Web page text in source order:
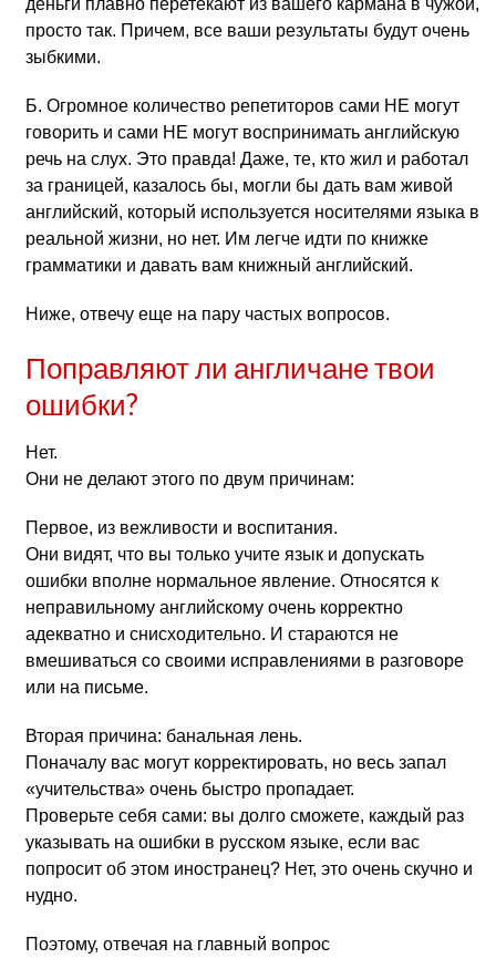
деньги плавно перетекают из вашего кармана в чужой,
просто так. Причем, все ваши результаты будут очень
зыбкими.
Б. Огромное количество репетиторов сами НЕ могут
говорить и сами НЕ могут воспринимать английскую
речь на слух. Это правда! Даже, те, кто жил и работал
за границей, казалось бы, могли бы дать вам живой
английский, который используется носителями языка в
реальной жизни, но нет. Им легче идти по книжке
грамматики и давать вам книжный английский.
Ниже, отвечу еще на пару частых вопросов.
Поправляют ли англичане твои
ошибки?
Нет.
Они не делают этого по двум причинам:
Первое, из вежливости и воспитания.
Они видят, что вы только учите язык и допускать
ошибки вполне нормальное явление. Относятся к
неправильному английскому очень корректно
адекватно и снисходительно. И стараются не
вмешиваться со своими исправлениями в разговоре
или на письме.
Вторая причина: банальная лень.
Поначалу вас могут корректировать, но весь запал
«учительства» очень быстро пропадает.
Проверьте себя сами: вы долго сможете, каждый раз
указывать на ошибки в русском языке, если вас
попросит об этом иностранец? Нет, это очень скучно и
нудно.
Поэтому, отвечая на главный вопрос